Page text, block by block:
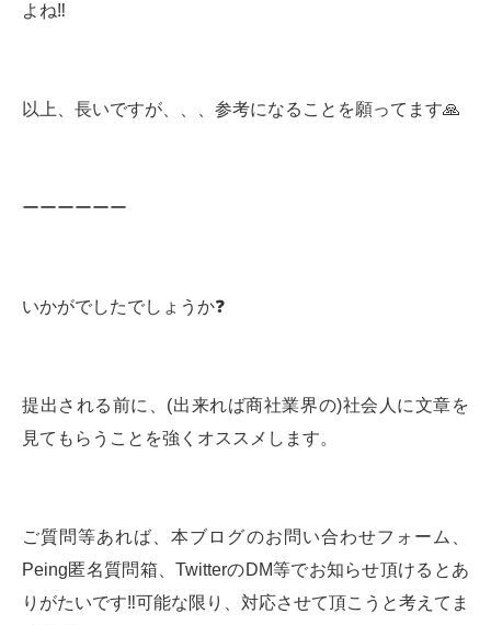
よね‼️
以上、長いですが、、、参考になることを願ってます🙏
ーーーーーー
いかがでしたでしょうか❓
提出される前に、(出来れば商社業界の)社会人に文章を
見てもらうことを強くオススメします。
ご質問等あれば、本ブログのお問い合わせフォーム、
Peing匿名質問箱、TwitterのDM等でお知らせ頂けるとあ
りがたいです‼️可能な限り、対応させて頂こうと考えてま